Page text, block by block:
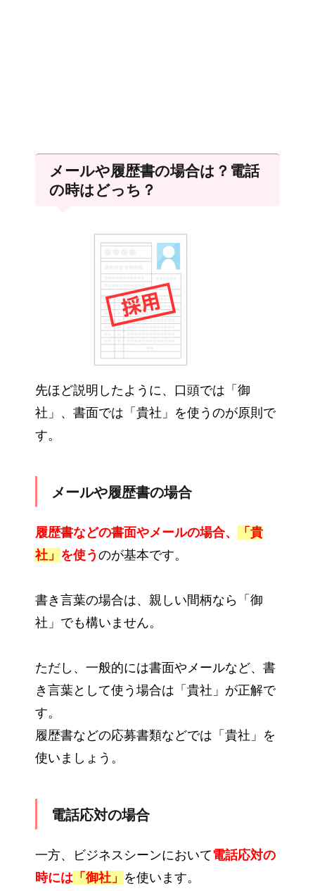
メールや履歴書の場合は？電話
の時はどっち？
先ほど説明したように、口頭では「御
社」、書面では「貴社」を使うのが原則で
す。
メールや履歴書の場合
履歴書などの書面やメールの場合、
「貴
社」 を使う のが基本です。
書き言葉の場合は、親しい間柄なら「御
社」でも構いません。
ただし、一般的には書面やメールなど、書
き言葉として使う場合は「貴社」が正解で
す。
履歴書などの応募書類などでは「貴社」を
使いましょう。
電話応対の場合
一方、ビジネスシーンにおいて電話応対の
時には 「御社」 を使います。